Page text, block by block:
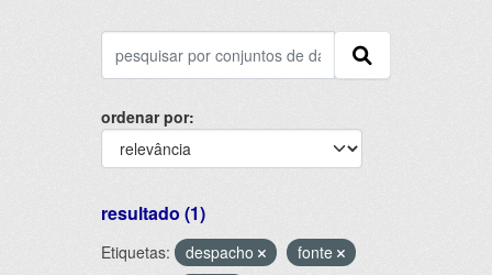
ordenar por
resultado (1)
Etiquetas: despacho
fonte